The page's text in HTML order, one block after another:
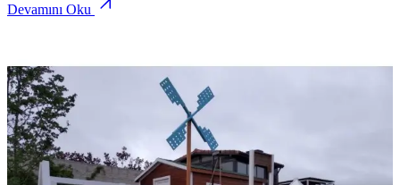
Devamını Oku